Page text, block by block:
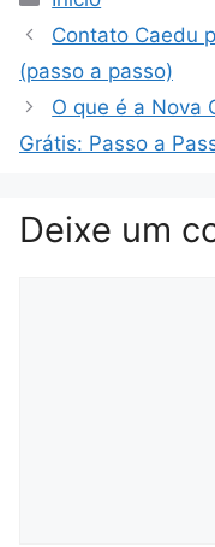
Contato Caedu
(passo a passo)
O que é a Nova
Grátis: Passo a
Deixe um